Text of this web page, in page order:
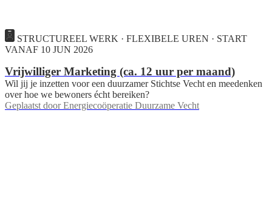
STRUCTUREEL WERK · FLEXIBELE UREN · START
VANAF 10 JUN 2026
Vrijwilliger Marketing (ca. 12 uur per maand)
Wil jij je inzetten voor een duurzamer Stichtse Vecht en meedenken
over hoe we bewoners écht bereiken?
Geplaatst door Energiecoöperatie Duurzame Vecht